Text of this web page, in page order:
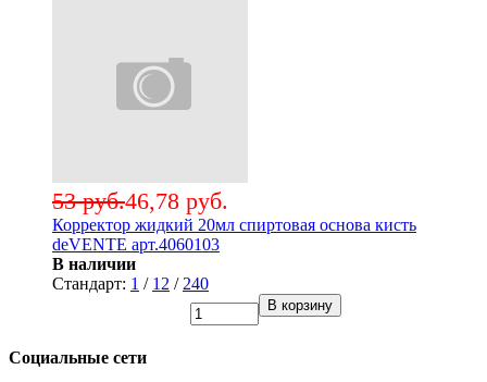
46,78 руб.
53 руб.
Корректор жидкий 20мл спиртовая основа кисть
deVENTE арт.4060103
В наличии
Стандарт: 1 / 12 / 240
В корзину
Социальные сети